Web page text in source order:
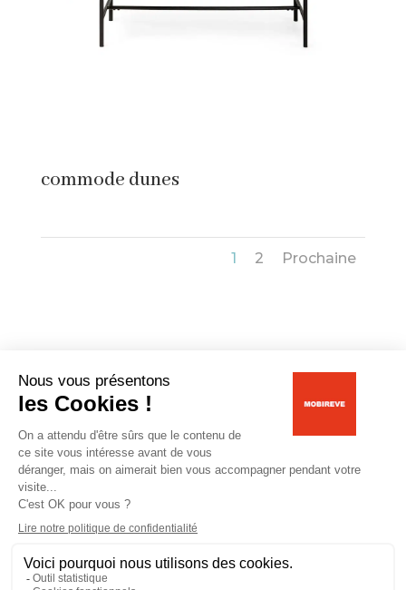
commode dunes
1 2 Prochaine
Livraison gratuite
jusqu’à 50 km
Heures d’ouvertures | Contact